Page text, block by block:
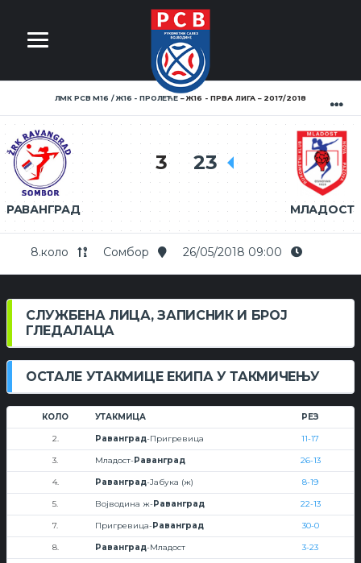
ЛМК РСВ М16 / Ж16 - ПРОЛЕЋЕ Ж16 - ПРВА ЛИГА 2017/2018
РАВАНГРАД
3
МЛАДОСТ
23
8.коло Сомбор 26/05/2018 09:00
СЛУЖБЕНА ЛИЦА, ЗАПИСНИК И БРОЈ
ГЛЕДАЛАЦА
ОСТАЛЕ УТАКМИЦЕ ЕКИПА У ТАКМИЧЕЊУ
КОЛО УТАКМИЦА РЕЗ
2. Раванград-Пригревица 11-17
3. Младост-Раванград 26-13
4. Раванград-Јабука (ж) 8-19
5. Војводина ж-Раванград 22-13
7. Пригревица-Раванград 30-0
8. Раванград-Младост 3-23